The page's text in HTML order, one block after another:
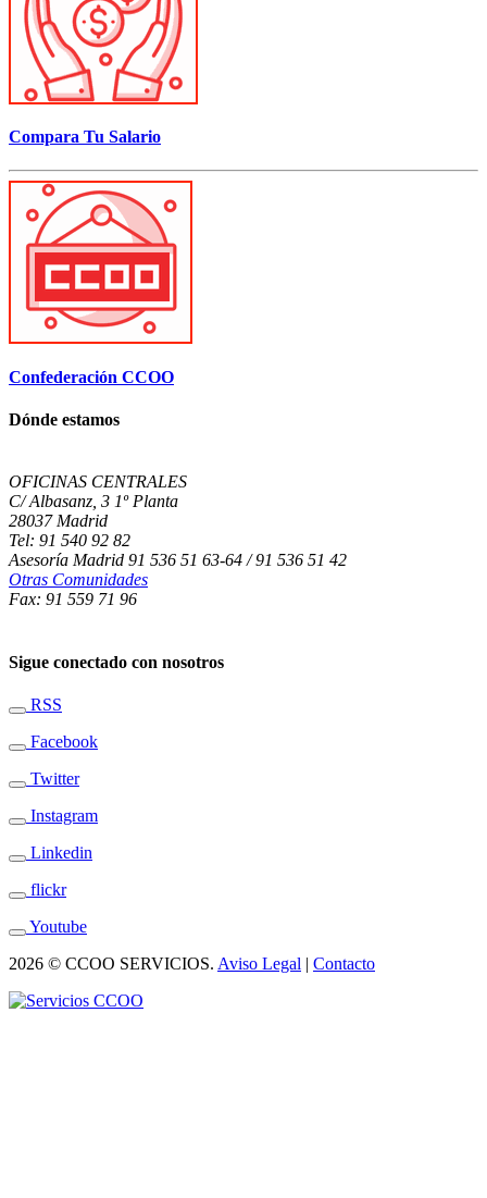
Compara Tu Salario
Confederación CCOO
Dónde estamos
OFICINAS CENTRALES
C/ Albasanz, 3 1º Planta
28037 Madrid
Tel: 91 540 92 82
Asesoría Madrid 91 536 51 63-64 / 91 536 51 42
Otras Comunidades
Fax: 91 559 71 96
Sigue conectado con nosotros
RSS
Facebook
Twitter
Instagram
Linkedin
flickr
Youtube
2026 © CCOO SERVICIOS. Aviso Legal | Contacto